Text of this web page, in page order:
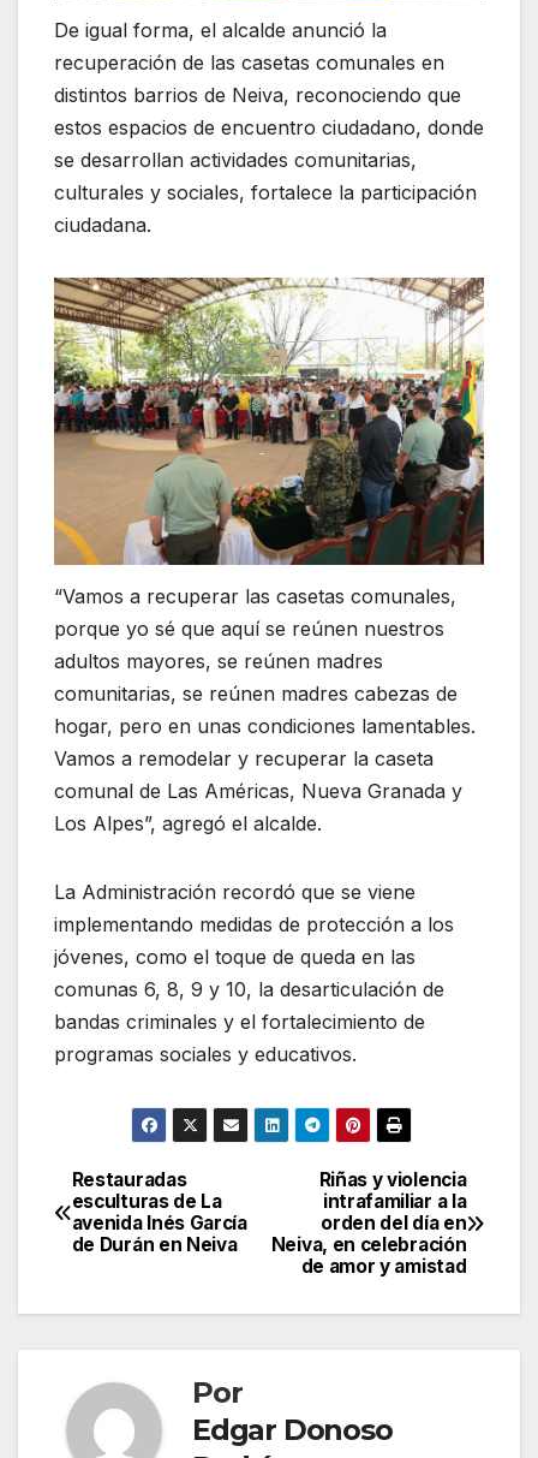
De igual forma, el alcalde anunció la
recuperación de las casetas comunales en
distintos barrios de Neiva, reconociendo que
estos espacios de encuentro ciudadano, donde
se desarrollan actividades comunitarias,
culturales y sociales, fortalece la participación
ciudadana.
“Vamos a recuperar las casetas comunales,
porque yo sé que aquí se reúnen nuestros
adultos mayores, se reúnen madres
comunitarias, se reúnen madres cabezas de
hogar, pero en unas condiciones lamentables.
Vamos a remodelar y recuperar la caseta
comunal de Las Américas, Nueva Granada y
Los Alpes”, agregó el alcalde.
La Administración recordó que se viene
implementando medidas de protección a los
jóvenes, como el toque de queda en las
comunas 6, 8, 9 y 10, la desarticulación de
bandas criminales y el fortalecimiento de
programas sociales y educativos.
Navegación
de
Riñas y violencia
intrafamiliar a la
orden del día en
Neiva, en celebración
de amor y amistad
Restauradas
esculturas de La
avenida Inés García
de Durán en Neiva
Por
Edgar Donoso